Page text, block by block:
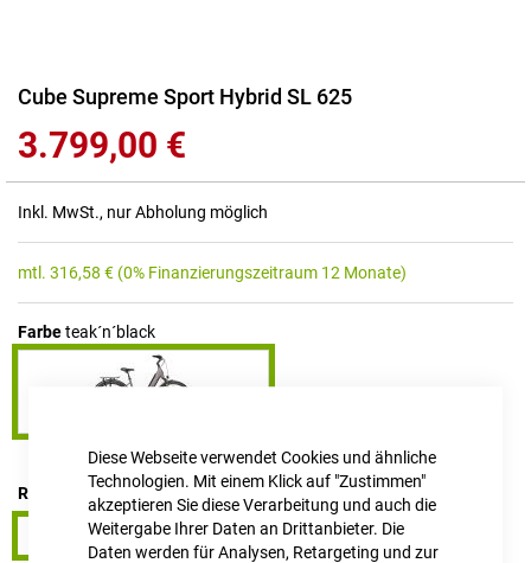
Diese Webseite verwendet Cookies und ähnliche
Technologien. Mit einem Klick auf "Zustimmen"
akzeptieren Sie diese Verarbeitung und auch die
Weitergabe Ihrer Daten an Drittanbieter. Die
Daten werden für Analysen, Retargeting und zur
Zum
der
Bildgalerie
springen
Cube Supreme Sport Hybrid SL 625
3.799,00 €
Inkl. MwSt., nur Abholung möglich
mtl. 316,58 € (0% Finanzierungszeitraum 12 Monate)
Farbeteak´n´black
RAHMENHÖHE 58 cm
58 cm